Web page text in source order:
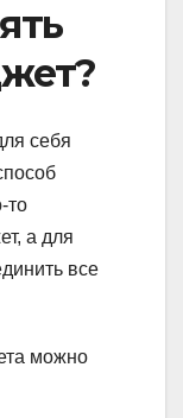
себя
то
а для
все
можно